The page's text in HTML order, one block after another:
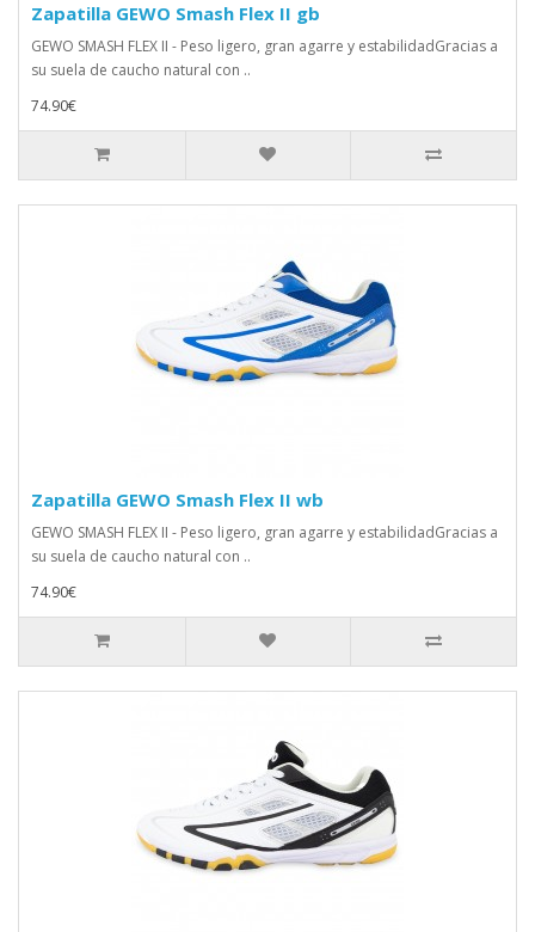
Zapatilla GEWO Smash Flex II gb
GEWO SMASH FLEX II - Peso ligero, gran agarre y estabilidadGracias a
su suela de caucho natural con ..
74.90€
Zapatilla GEWO Smash Flex II wb
GEWO SMASH FLEX II - Peso ligero, gran agarre y estabilidadGracias a
su suela de caucho natural con ..
74.90€